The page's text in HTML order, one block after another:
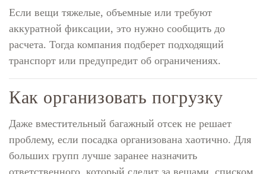
Если вещи тяжелые, объемные или требуют
аккуратной фиксации, это нужно сообщить до
расчета. Тогда компания подберет подходящий
транспорт или предупредит об ограничениях.
Как организовать погрузку
Даже вместительный багажный отсек не решает
проблему, если посадка организована хаотично. Для
больших групп лучше заранее назначить